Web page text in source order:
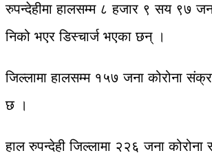
रुपन्देहीमा हालसम्म ८ हजार ९ सय ९७
निको भएर डिस्चार्ज भएका छन् ।
जिल्लामा हालसम्म १५७ जना कोरोना
छ ।
हाल रुपन्देही जिल्लामा २२६ जना